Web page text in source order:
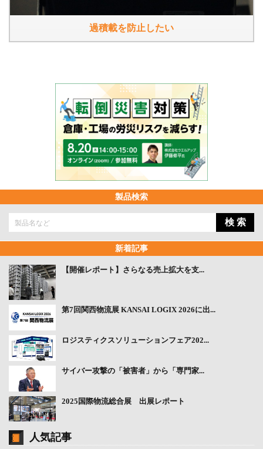
製品検索
検 索
新着記事
【開催レポート】さらなる売上拡大を支...
第7回関西物流展 KANSAI LOGIX 2026に出...
ロジスティクスソリューションフェア202...
サイバー攻撃の「被害者」から「専門家...
2025国際物流総合展 出展レポート
人気記事
過積載を防止したい